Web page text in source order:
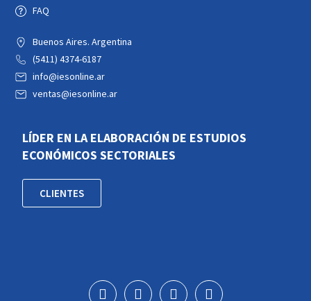
FAQ
Buenos Aires. Argentina
(5411) 4374-6187
info@iesonline.ar
ventas@iesonline.ar
LÍDER EN LA ELABORACIÓN DE ESTUDIOS
ECONÓMICOS SECTORIALES
CLIENTES